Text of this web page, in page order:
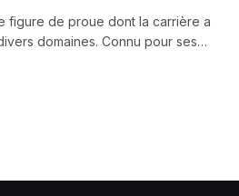
figure de proue dont la carrière a
domaines. Connu pour ses…